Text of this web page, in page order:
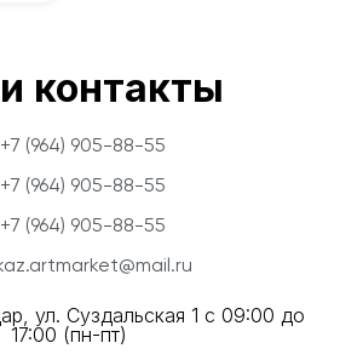
контакты
+7 (964) 905-88-55
+7 (964) 905-88-55
+7 (964) 905-88-55
ул. Суздальская 1 с 09:00 до
17:00 (пн-пт)